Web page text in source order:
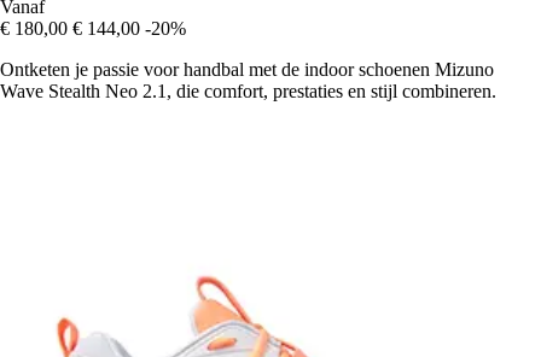
Vanaf
€ 180,00 € 144,00 -20%
Ontketen je passie voor handbal met de indoor schoenen Mizuno
Wave Stealth Neo 2.1, die comfort, prestaties en stijl combineren.